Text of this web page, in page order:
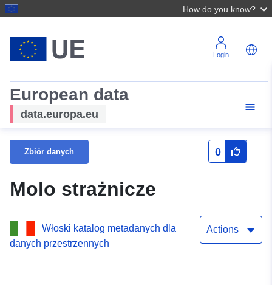
How do you know?
Login
European data
data.europa.eu
Zbiór danych 0
Molo strażnicze
Włoski katalog metadanych dla
danych przestrzennych
Actions